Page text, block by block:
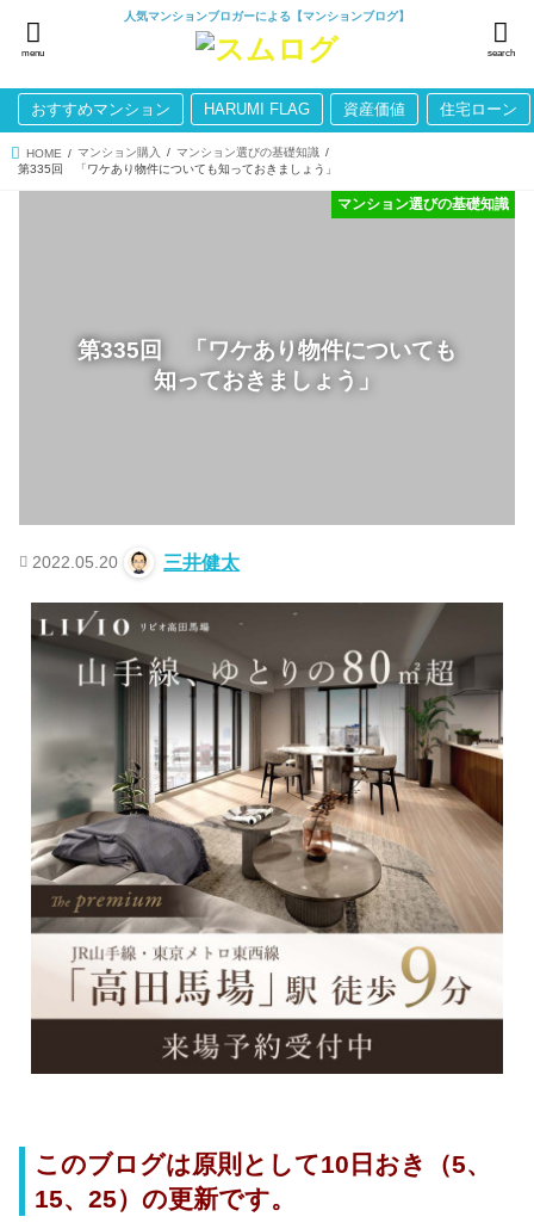
人気マンションブロガーによる【マンションブログ】
search
menu
おすすめマンション HARUMI FLAG 資産価値 住宅ローン
HOME マンション購入
マンション選びの基礎知識
第335回 「ワケあり物件についても知っておきましょう」
第335回 「ワケあり物件についても
知っておきましょう」
マンション選びの基礎知識
2022.05.20 三井健太
このブログは原則として10日おき（5、
15、25）の更新です。